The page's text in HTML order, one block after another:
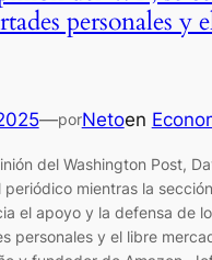
personales y
—porNetoen
del Washington Post,
periódico mientras la
el apoyo y la defensa de
personales y el libre